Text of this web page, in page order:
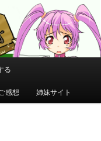
る
感想 姉妹サイト